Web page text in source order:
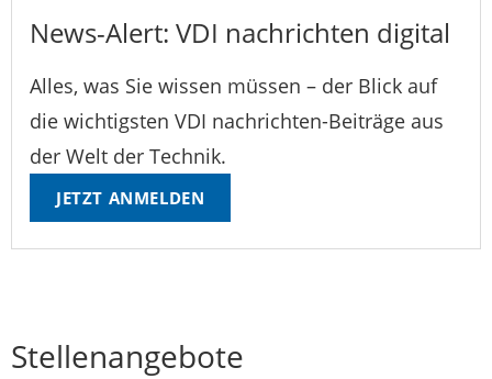
News-Alert: VDI nachrichten digital
Alles, was Sie wissen müssen – der Blick auf
die wichtigsten VDI nachrichten-Beiträge aus
der Welt der Technik.
JETZT ANMELDEN
Stellenangebote